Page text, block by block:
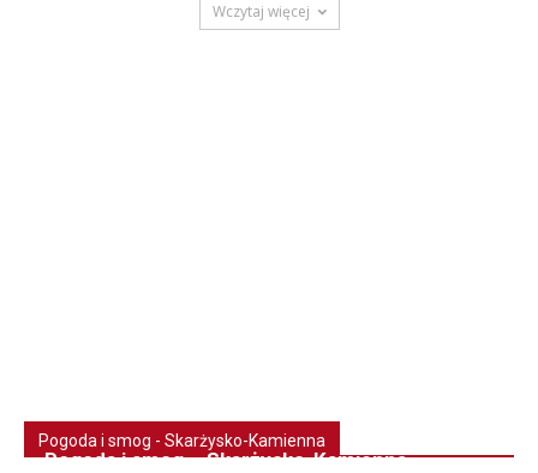
Wczytaj więcej
Pogoda i smog - Skarżysko-Kamienna
Pogoda i smog – Skarżysko-Kamienna